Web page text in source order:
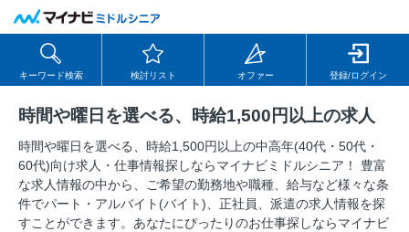
キーワード検索 検討リスト オファー 登録/ログイン
時間や曜日を選べる、時給1,500円以上の求人
時間や曜日を選べる、時給1,500円以上の中⾼年(40代・50代・
60代)向け求⼈・仕事情報探しならマイナビミドルシニア！ 豊富
な求人情報の中から、ご希望の勤務地や職種、給与など様々な条
件でパート・アルバイト(バイト)、正社員、派遣の求人情報を探
すことができます。あなたにぴったりのお仕事探しならマイナビ